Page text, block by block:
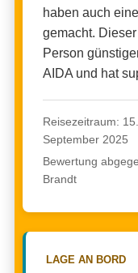
haben auch
gemacht.
Person
AIDA und hat
Reisezeitraum:
September 2025
Bewertung
Brandt
LAGE AN BORD